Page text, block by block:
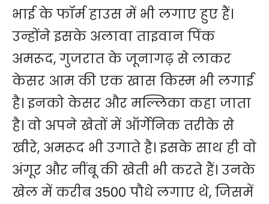
भाई के फॉर्म हाउस में भी लगाए हुए हैं।
उन्होंने इसके अलावा ताइवान पिंक
अमरूद, गुजरात के जूनागढ़ से लाकर
केसर आम की एक खास किस्म भी लगाई
है। इनको केसर और मल्लिका कहा जाता
है। वो अपने खेतों में ऑर्गेनिक तरीके से
खीरे, अमरूद भी उगाते है। इसके साथ ही वो
अंगूर और नींबू की खेती भी करते हैं। उनके
खेल में करीब 3500 पौधे लगाए थे, जिसमें